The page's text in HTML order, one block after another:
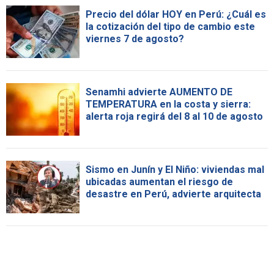
Precio del dólar HOY en Perú: ¿Cuál es
la cotización del tipo de cambio este
viernes 7 de agosto?
Senamhi advierte AUMENTO DE
TEMPERATURA en la costa y sierra:
alerta roja regirá del 8 al 10 de agosto
Sismo en Junín y El Niño: viviendas mal
ubicadas aumentan el riesgo de
desastre en Perú, advierte arquitecta